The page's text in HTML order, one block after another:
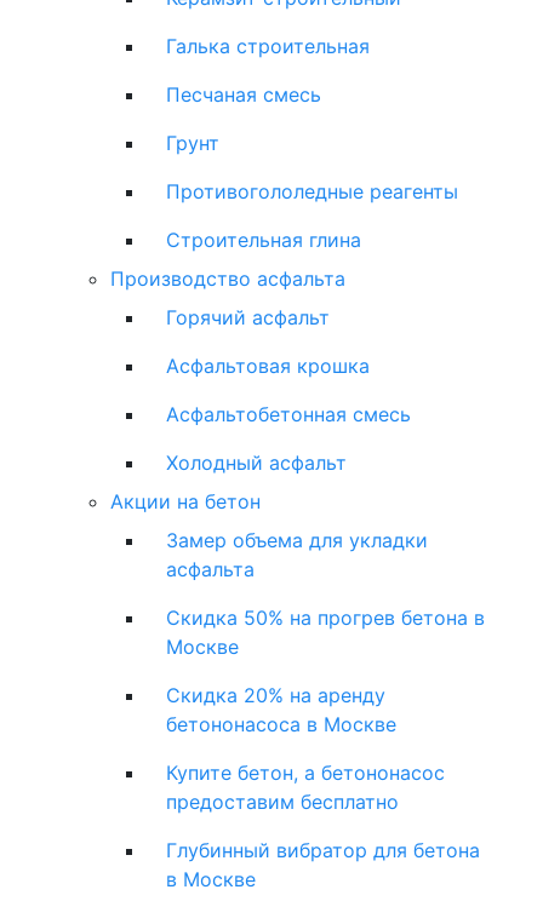
Галька строительная
Песчаная смесь
Грунт
Противогололедные реагенты
Строительная глина
Производство асфальта
Горячий асфальт
Асфальтовая крошка
Асфальтобетонная смесь
Холодный асфальт
Акции на бетон
Замер объема для укладки
асфальта
Скидка 50% на прогрев бетона в
Москве
Скидка 20% на аренду
бетононасоса в Москве
Купите бетон, а бетононасос
предоставим бесплатно
Глубинный вибратор для бетона
в Москве